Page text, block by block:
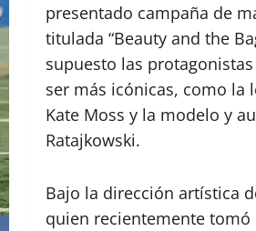
presentado campaña de
titulada “Beauty and the
supuesto las
ser más icónicas, como la
Kate Moss y la modelo y
Ratajkowski.
Bajo la dirección artística
quien recientemente tomó